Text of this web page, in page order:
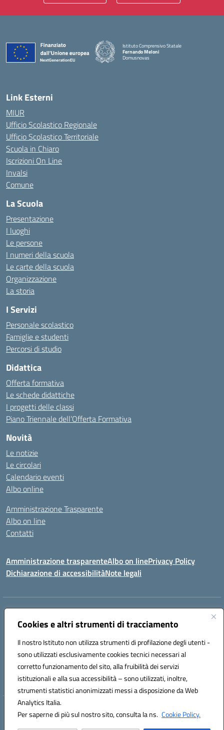
Cookies e altri strumenti di tracciamento
Il nostro Istituto non utilizza strumenti di profilazione degli utenti -
sono utilizzati esclusivamente cookies tecnici necessari al
corretto funzionamento del sito, alla fruibilità dei servizi
istituzionali e alla sua accessibilità – sono utilizzati, inoltre,
strumenti statistici anonimizzati messi a disposizione da Web
Analytics Italia.
Per saperne di più sul nostro sito, consulta la ns. Cookie Policy.
Istituto Comprensivo Statale
Fernando Meloni
Domusnovas
Link Esterni
MIUR
Ufficio Scolastico Regionale
Ufficio Scolastico Territoriale
Scuola in Chiaro
Iscrizioni On Line
Invalsi
Comune
La Scuola
Presentazione
I luoghi
Le persone
I numeri della scuola
Le carte della scuola
Organizzazione
La storia
I Servizi
Personale scolastico
Famiglie e studenti
Percorsi di studio
Didattica
Offerta formativa
Le schede didattiche
I progetti delle classi
Piano Triennale dell’Offerta Formativa
Novità
Le notizie
Le circolari
Calendario eventi
Albo online
Amministrazione Trasparente
Albo on line
Contatti
Amministrazione trasparenteAlbo on linePrivacy Policy
Dichiarazione di accessibilitàNote legali
Indirizzo:
Centralino:078170786 Email:caic875002@istruzione.it
Codice fiscale: 90027700922
Codice meccanografico:
CAIC875002
Codice unico di fatturazione (CUF): UFVRG0
Hosting & Powered by 3D Solution S.r.l.
Concept & Design by Designers Italia